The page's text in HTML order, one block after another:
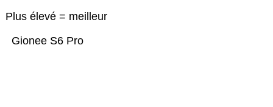
Plus élevé = meilleur
Gionee S6 Pro